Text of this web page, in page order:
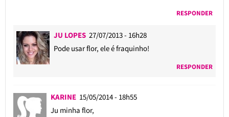
RESPONDER
JU LOPES 27/07/2013 - 16h28
Pode usar flor, ele é fraquinho!
RESPONDER
KARINE 15/05/2014 - 18h55
Ju minha flor,